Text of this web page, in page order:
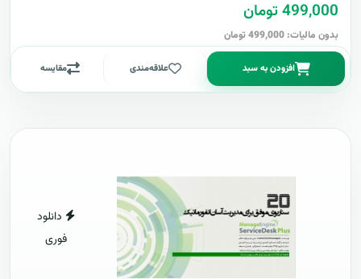
499,000 تومان
بدون مالیات: 499,000 تومان
افزودن به سبد علاقه‌مندی مقایسه
دانلود
فوری